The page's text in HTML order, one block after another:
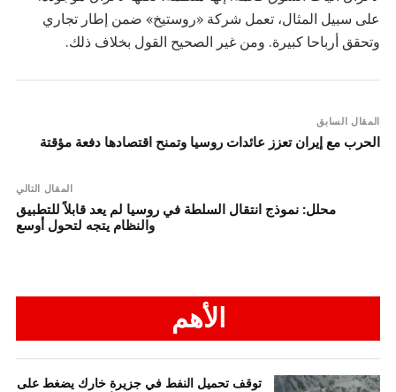
على سبيل المثال، تعمل شركة «روستيخ» ضمن إطار تجاري
وتحقق أرباحا كبيرة. ومن غير الصحيح القول بخلاف ذلك.
المقال السابق
الحرب مع إيران تعزز عائدات روسيا وتمنح اقتصادها دفعة مؤقتة
المقال التالي
محلل: نموذج انتقال السلطة في روسيا لم يعد قابلاً للتطبيق
والنظام يتجه لتحول أوسع
الأهم
توقف تحميل النفط في جزيرة خارك يضغط على